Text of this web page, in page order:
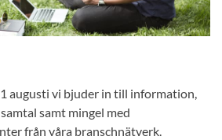
augusti vi bjuder in till information,
samt mingel med
från våra branschnätverk.